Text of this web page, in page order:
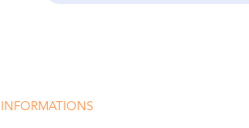
INFORMATIONS